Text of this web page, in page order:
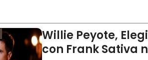
Willie Peyote,
con Frank Sativa